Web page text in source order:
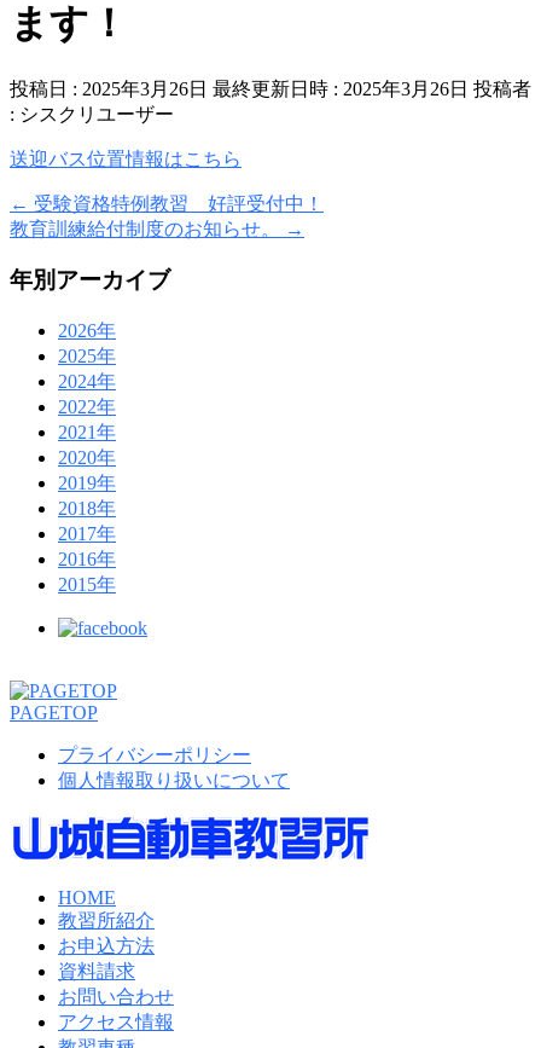
ます！
投稿日 : 2025年3月26日 最終更新日時 : 2025年3月26日 投稿者
: シスクリユーザー
送迎バス位置情報はこちら
← 受験資格特例教習 好評受付中！
教育訓練給付制度のお知らせ。
→
年別アーカイブ
2026年
2025年
2024年
2022年
2021年
2020年
2019年
2018年
2017年
2016年
2015年
PAGETOP
プライバシーポリシー
個人情報取り扱いについて
HOME
教習所紹介
お申込方法
資料請求
お問い合わせ
アクセス情報